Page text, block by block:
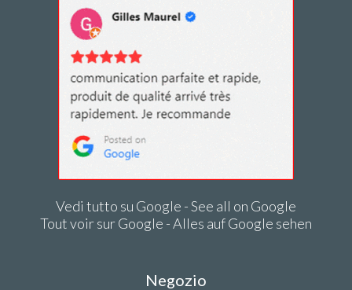
Vedi tutto su Google - See all on Google
Tout voir sur Google - Alles auf Google sehen
Negozio